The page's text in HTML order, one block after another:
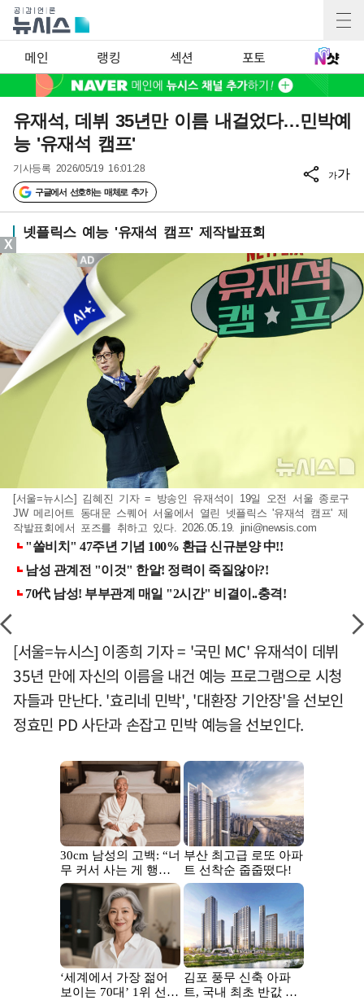
메인 랭킹 섹션 포토
유재석, 데뷔 35년만 이름 내걸었다…민박예
능 '유재석 캠프'
기사등록 2026/05/19 16:01:28
구글에서 선호하는 매체로 추가
가가
넷플릭스 예능 '유재석 캠프' 제작발표회
[서울=뉴시스] 김혜진 기자 = 방송인 유재석이 19일 오전 서울 종로구
JW 메리어트 동대문 스퀘어 서울에서 열린 넷플릭스 '유재석 캠프' 제
작발표회에서 포즈를 취하고 있다. 2026.05.19. jini@newsis.com
[서울=뉴시스] 이종희 기자 = '국민 MC' 유재석이 데뷔
35년 만에 자신의 이름을 내건 예능 프로그램으로 시청
자들과 만난다. '효리네 민박', '대환장 기안장'을 선보인
정효민 PD 사단과 손잡고 민박 예능을 선보인다.
X